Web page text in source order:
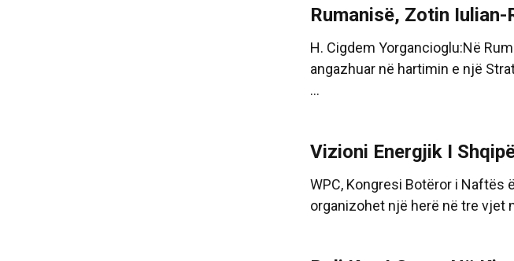
Rumanisë, Zotin
H. Cigdem Yorgancioglu:Në
angazhuar në hartimin e një
...
Vizioni Energjik I
WPC, Kongresi Botëror i
organizohet një herë në tre vjet